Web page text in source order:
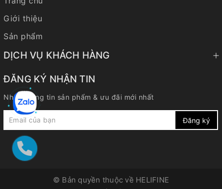
Giới thiệu
Sản phẩm
DỊCH VỤ KHÁCH HÀNG
ĐĂNG KÝ NHẬN TIN
Nhận thông tin sản phẩm & ưu đãi mới nhất
Đăng ký
© Bản quyền thuộc về HELIFINE